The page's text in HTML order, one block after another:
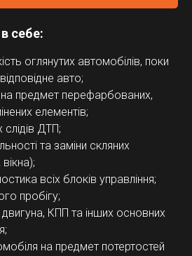
себе:
оглянутих автомобілів, поки
авто;
предмет перефарбованих,
елементів;
ДТП;
та заміни скляних
всіх блоків управління;
пробігу;
КПП та інших основних
на предмет потертостей